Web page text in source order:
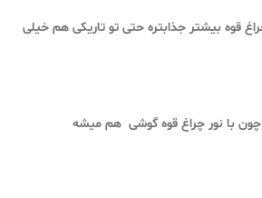
قوه بیشتر جذابتره حتی تو تاریکی هم خیلی
با نور چراغ قوه گوشی هم میشه